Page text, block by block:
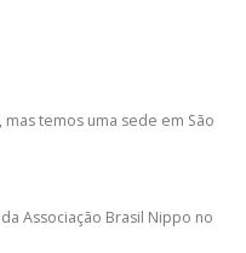
temos uma sede em São
Associação Brasil Nippo no